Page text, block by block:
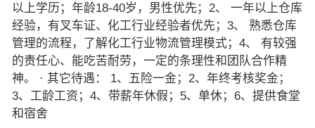
以上学历；年龄18-40岁，男性优先；2、 一年以上仓库
经验，有叉车证、化工行业经验者优先；3、 熟悉仓库
管理的流程，了解化工行业物流管理模式；4、 有较强
的责任心、能吃苦耐劳，一定的条理性和团队合作精
神。 · 其它待遇： 1、五险一金；2、年终考核奖金；
3、工龄工资；4、带薪年休假；5、单休；6、提供食堂
和宿舍